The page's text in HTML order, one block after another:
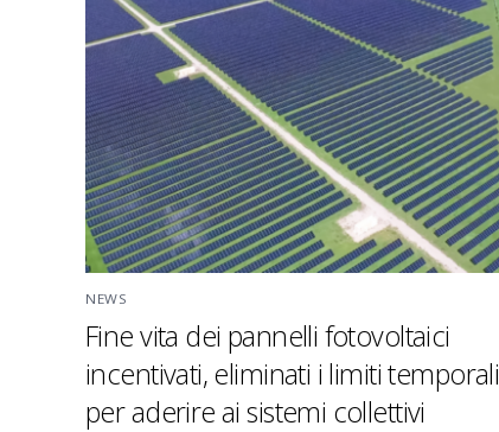
NEWS
Fine vita dei pannelli fotovoltaici
incentivati, eliminati i limiti temporali
per aderire ai sistemi collettivi